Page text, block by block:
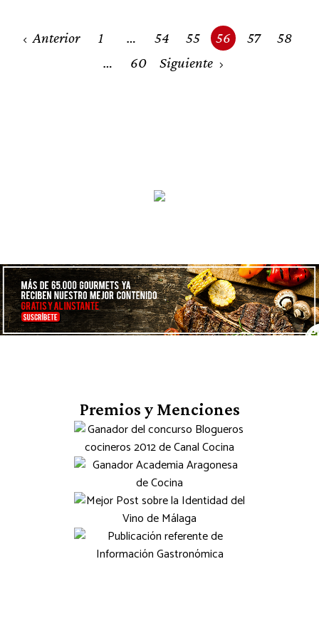
Posts
Anterior 1 … 54 55 56 57
58
…
60 Siguiente
Premios y Menciones